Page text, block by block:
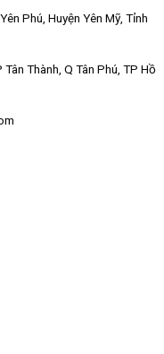
Phú, Huyện Yên Mỹ, Tỉnh
Tân Thành, Q Tân Phú, TP Hồ